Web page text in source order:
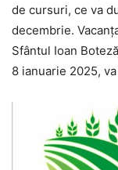
de cursuri, ce va
decembrie.
Sfântul Ioan
8 ianuarie 2025,